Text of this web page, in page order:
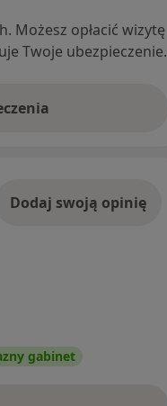
Możesz opłacić wizytę
Twoje ubezpieczenie.
Dodaj swoją opinię
gabinet